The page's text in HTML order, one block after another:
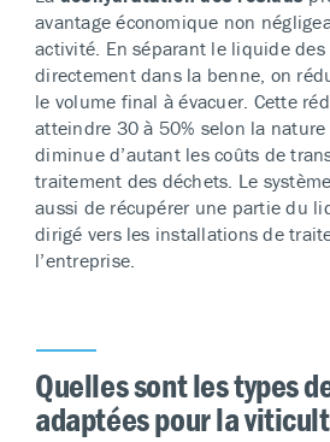
avantage économique non
activité. En séparant le liquide
directement dans la benne, on
le volume final à évacuer. Cette
atteindre 30 à 50% selon la
diminue d’autant les coûts de
traitement des déchets. Le
aussi de récupérer une partie du
dirigé vers les installations de
l’entreprise.
Quelles sont les types
adaptées pour la